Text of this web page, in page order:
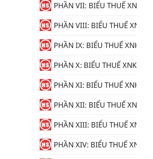
PHẦN VII: BIỂU THUẾ XNK
PHẦN VIII: BIỂU THUẾ XNK
PHẦN IX: BIỂU THUẾ XNK
PHẦN X: BIỂU THUẾ XNK
PHẦN XI: BIỂU THUẾ XNK
PHẦN XII: BIỂU THUẾ XNK
PHẦN XIII: BIỂU THUẾ XNK
PHẦN XIV: BIỂU THUẾ XNK